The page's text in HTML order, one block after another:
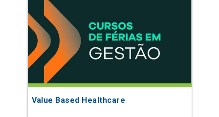
Value Based Healthcare